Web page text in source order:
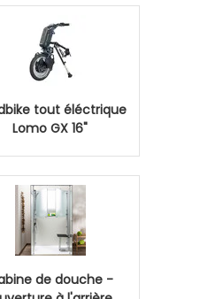
tout éléctrique
Lomo GX 16"
de douche -